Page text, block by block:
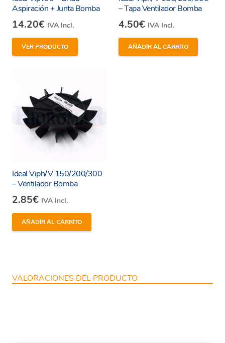
Aspiración + Junta Bomba
14.20€ IVA Incl.
VER PRODUCTO
– Tapa Ventilador Bomba
4.50€ IVA Incl.
AÑADIR AL CARRITO
Ideal Viph/V 150/200/300
– Ventilador Bomba
2.85€ IVA Incl.
AÑADIR AL CARRITO
VALORACIONES DEL PRODUCTO